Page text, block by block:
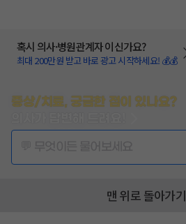
혹시 의사·병원관계자 이신가요?
최대 200만원 받고 바로 광고 시작하세요! 💰💰
증상/치료, 궁금한 점이 있나요?
맨 위로 돌아가기